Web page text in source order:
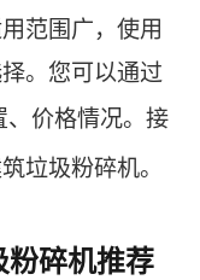
范围广，使用
。您可以通过
、价格情况。接
垃圾粉碎机。
粉碎机推荐